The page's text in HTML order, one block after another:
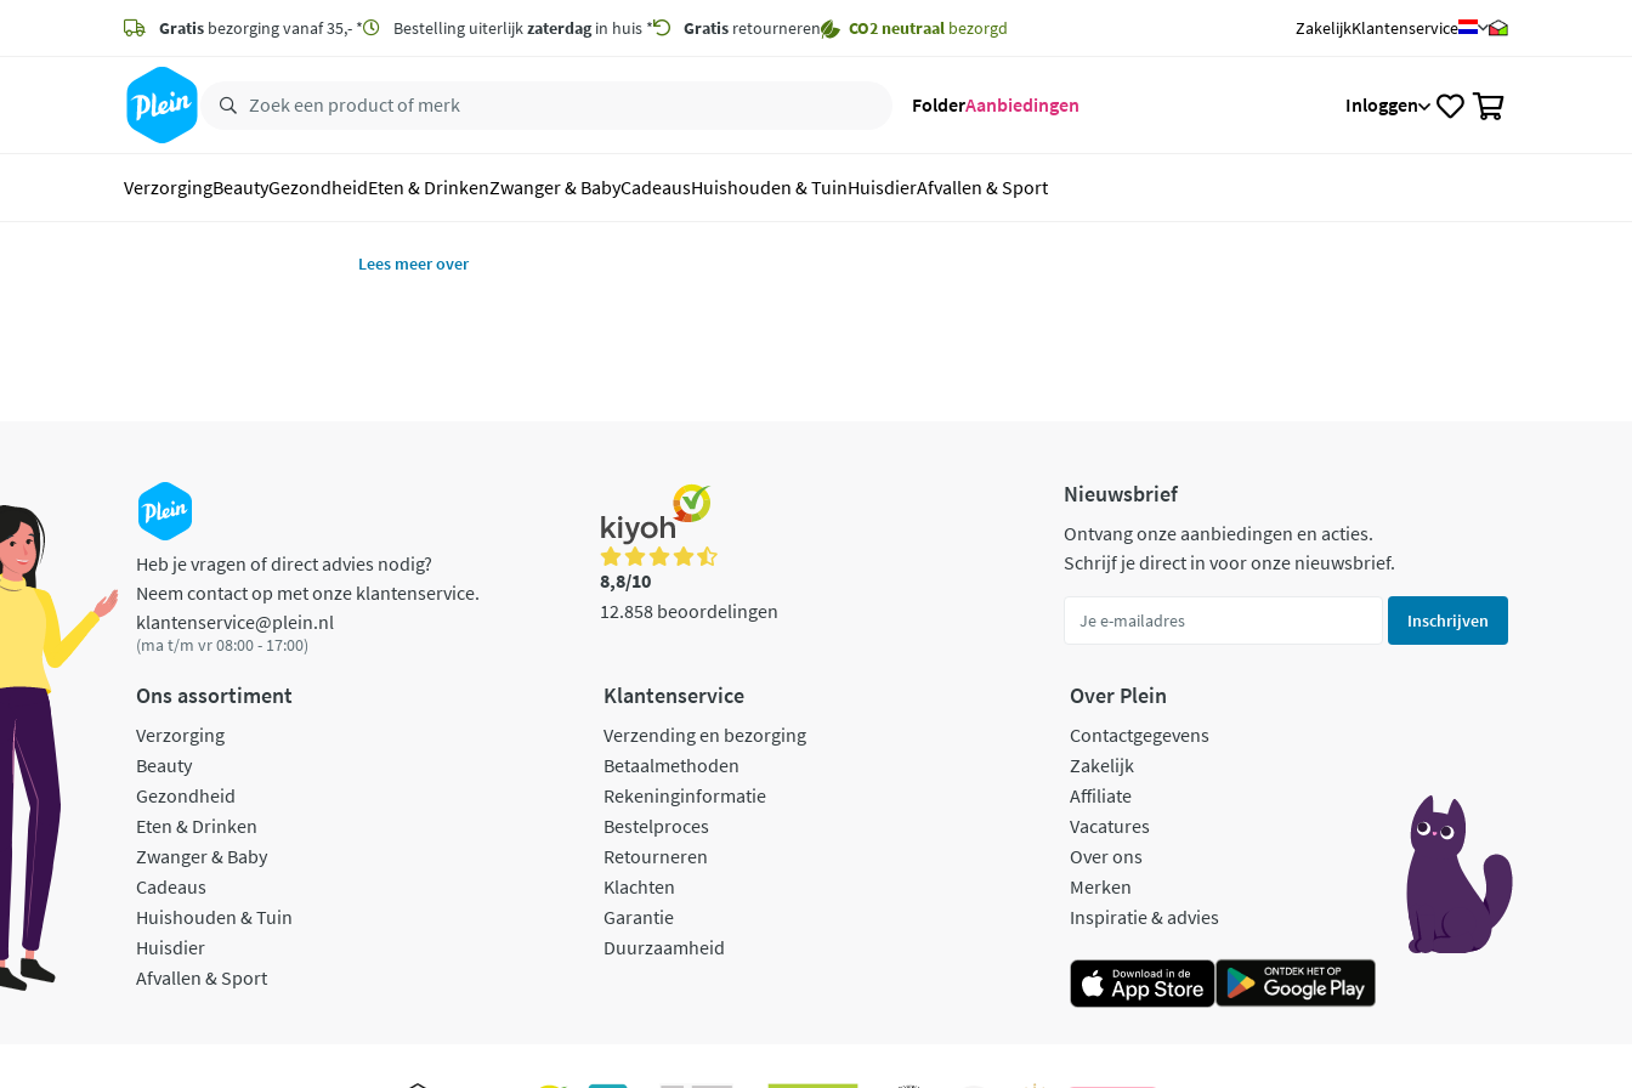
zoeken
hoofdinhoud
Gratis bezorging vanaf 35,- * Bestelling uiterlijkzaterdagin huis * Gratis retourneren CO2 neutraal bezorgd ZakelijkKlantenservice
FolderAanbiedingen Inloggen
VerzorgingBeautyGezondheidEten & DrinkenZwanger & BabyCadeausHuishouden & TuinHuisdierAfvallen & Sport
Lees meer over
Heb je vragen of direct advies nodig?
Neem contact op met onze klantenservice.
klantenservice@plein.nl
(ma t/m vr 08:00 - 17:00)
8,8/10
12.858 beoordelingen
Nieuwsbrief
Ontvang onze aanbiedingen en acties.
Schrijf je direct in voor onze nieuwsbrief.
Inschrijven
Ons assortiment
Verzorging
Beauty
Gezondheid
Eten & Drinken
Zwanger & Baby
Cadeaus
Huishouden & Tuin
Huisdier
Afvallen & Sport
Klantenservice
Verzending en bezorging
Betaalmethoden
Rekeninginformatie
Bestelproces
Retourneren
Klachten
Garantie
Duurzaamheid
Over Plein
Contactgegevens
Zakelijk
Affiliate
Vacatures
Over ons
Merken
Inspiratie & advies